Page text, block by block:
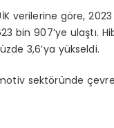
verilerine göre,
bin 907’ye ulaştı.
3,6’ya yükseldi.
sektöründe